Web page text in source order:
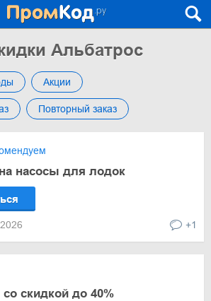
Альбатрос
Акции
Повторный заказ
насосы для лодок
+1
скидкой до 40%